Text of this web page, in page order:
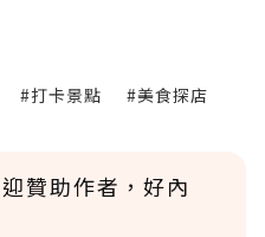
#打卡景點 #美食探店
贊助作者，好內